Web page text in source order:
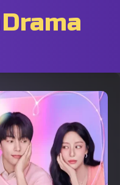
Drama